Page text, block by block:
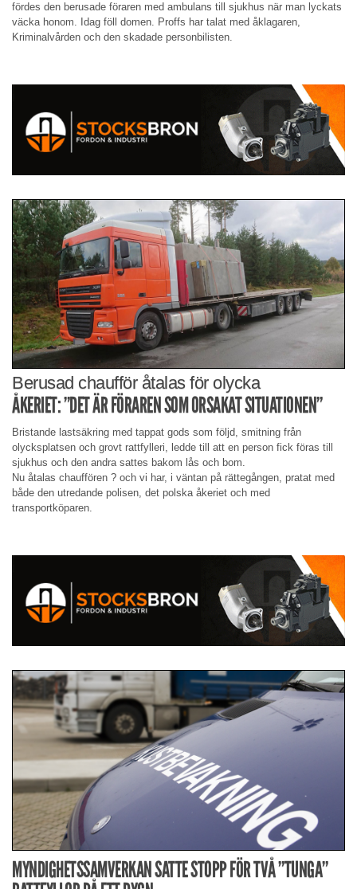
fördes den berusade föraren med ambulans till sjukhus när man lyckats
väcka honom. Idag föll domen. Proffs har talat med åklagaren,
Kriminalvården och den skadade personbilisten.
Berusad chaufför åtalas för olycka
ÅKERIET: ”DET ÄR FÖRAREN SOM ORSAKAT SITUATIONEN”
Bristande lastsäkring med tappat gods som följd, smitning från
olycksplatsen och grovt rattfylleri, ledde till att en person fick föras till
sjukhus och den andra sattes bakom lås och bom.
Nu åtalas chauffören ? och vi har, i väntan på rättegången, pratat med
både den utredande polisen, det polska åkeriet och med
transportköparen.
MYNDIGHETSSAMVERKAN SATTE STOPP FÖR TVÅ ”TUNGA”